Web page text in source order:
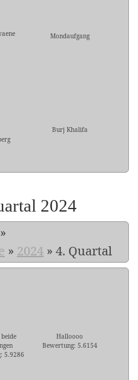
Mondaufgang
Burj Khalifa
2024
»
» 2024 » 4. Quartal
5.9286
Halloooo
Bewertung: 5.6154